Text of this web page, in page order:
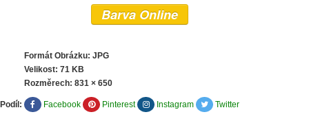
Barva Online
Formát Obrázku: JPG
Velikost: 71 KB
Rozměrech: 831 × 650
Podíl: Facebook Pinterest Instagram Twitter